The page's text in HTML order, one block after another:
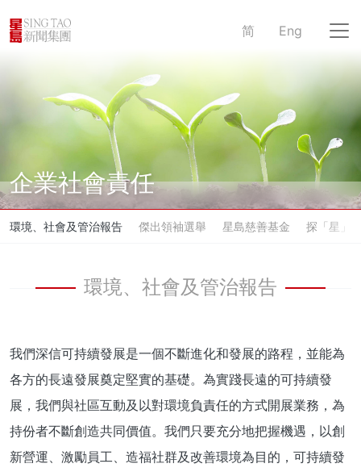
简 Eng
企業社會責任
環境、社會及管治報告 傑出領袖選舉 星島慈善基金 探「星」
環境、社會及管治報告
我們深信可持續發展是一個不斷進化和發展的路程，並能為
各方的長遠發展奠定堅實的基礎。為實踐長遠的可持續發
展，我們與社區互動及以對環境負責任的方式開展業務，為
持份者不斷創造共同價值。我們只要充分地把握機遇，以創
新營運、激勵員工、造福社群及改善環境為目的，可持續發